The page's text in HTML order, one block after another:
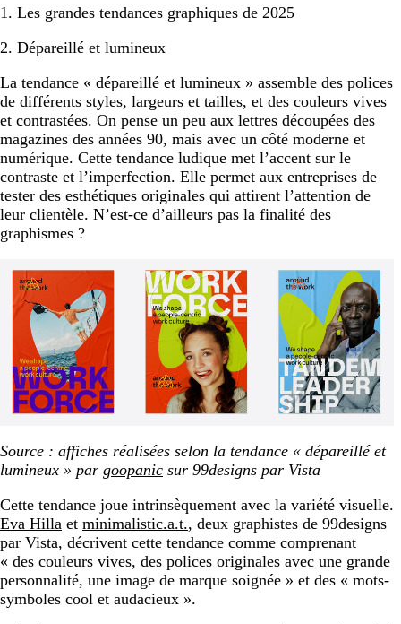
1. Les grandes tendances graphiques de 2025
2. Dépareillé et lumineux
La tendance « dépareillé et lumineux » assemble des polices
de différents styles, largeurs et tailles, et des couleurs vives
et contrastées. On pense un peu aux lettres découpées des
magazines des années 90, mais avec un côté moderne et
numérique. Cette tendance ludique met l’accent sur le
contraste et l’imperfection. Elle permet aux entreprises de
tester des esthétiques originales qui attirent l’attention de
leur clientèle. N’est-ce d’ailleurs pas la finalité des
graphismes ?
Source : affiches réalisées selon la tendance « dépareillé et
lumineux » par goopanic sur 99designs par Vista
Cette tendance joue intrinsèquement avec la variété visuelle.
Eva Hilla et minimalistic.a.t., deux graphistes de 99designs
par Vista, décrivent cette tendance comme comprenant
« des couleurs vives, des polices originales avec une grande
personnalité, une image de marque soignée » et des « mots-
symboles cool et audacieux ».